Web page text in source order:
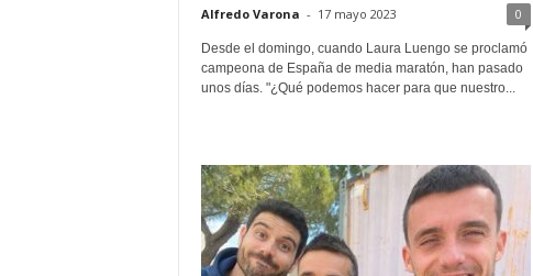
Alfredo Varona - 17 mayo 2023 0
Desde el domingo, cuando Laura Luengo se proclamó
campeona de España de media maratón, han pasado
unos días. "¿Qué podemos hacer para que nuestro...